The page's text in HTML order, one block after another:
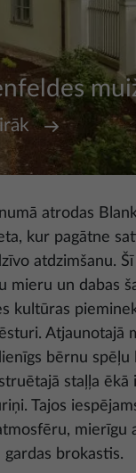
atrodas
kur pagātne
atdzimšanu.
mieru un dabas
kultūras
Atjaunotajā
bērnu spēļu
staļļa ēkā
Tajos
mierīgu
brokastis.